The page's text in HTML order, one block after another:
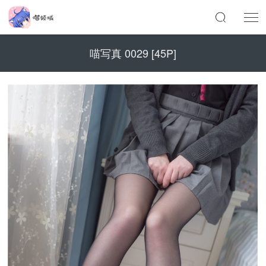
喵写真 0029 [45P]